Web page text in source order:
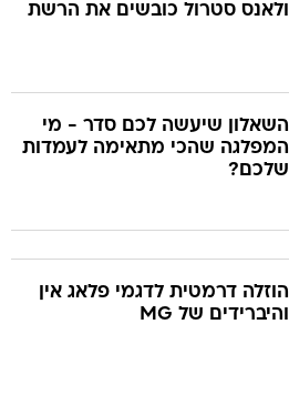
ולאנס סטרול כובשים את הרשת
השאלון שיעשה לכם סדר - מי
המפלגה שהכי מתאימה לעמדות
שלכם?
הוזלה דרמטית לדגמי פלאג אין
והיברידים של MG